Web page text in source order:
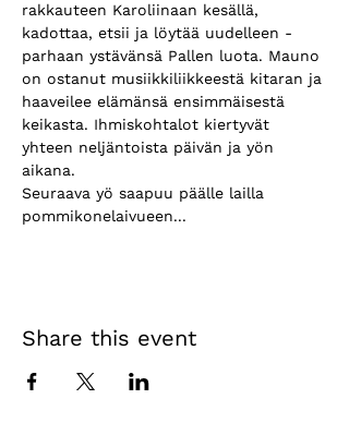
rakkauteen Karoliinaan kesällä,
kadottaa, etsii ja löytää uudelleen -
parhaan ystävänsä Pallen luota. Mauno
on ostanut musiikkiliikkeestä kitaran ja
haaveilee elämänsä ensimmäisestä
keikasta. Ihmiskohtalot kiertyvät
yhteen neljäntoista päivän ja yön
aikana.
Seuraava yö saapuu päälle lailla
pommikonelaivueen...
Share this event